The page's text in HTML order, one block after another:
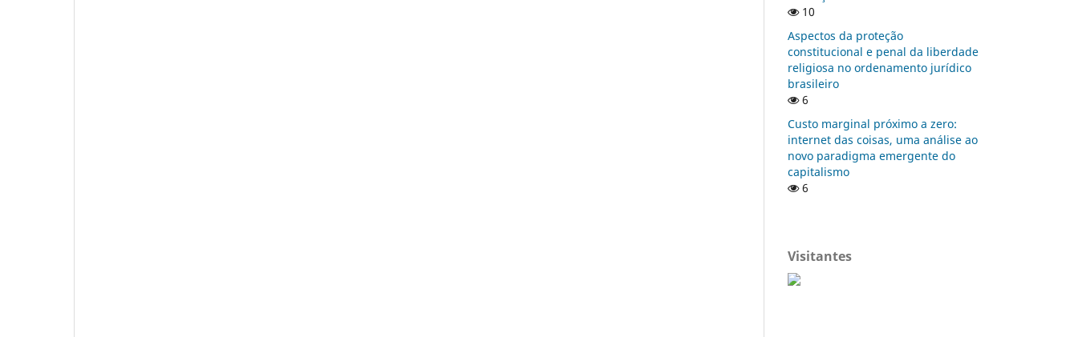
10
Aspectos da proteção
constitucional e penal da liberdade
religiosa no ordenamento jurídico
brasileiro
6
Custo marginal próximo a zero:
internet das coisas, uma análise ao
novo paradigma emergente do
capitalismo
6
Visitantes